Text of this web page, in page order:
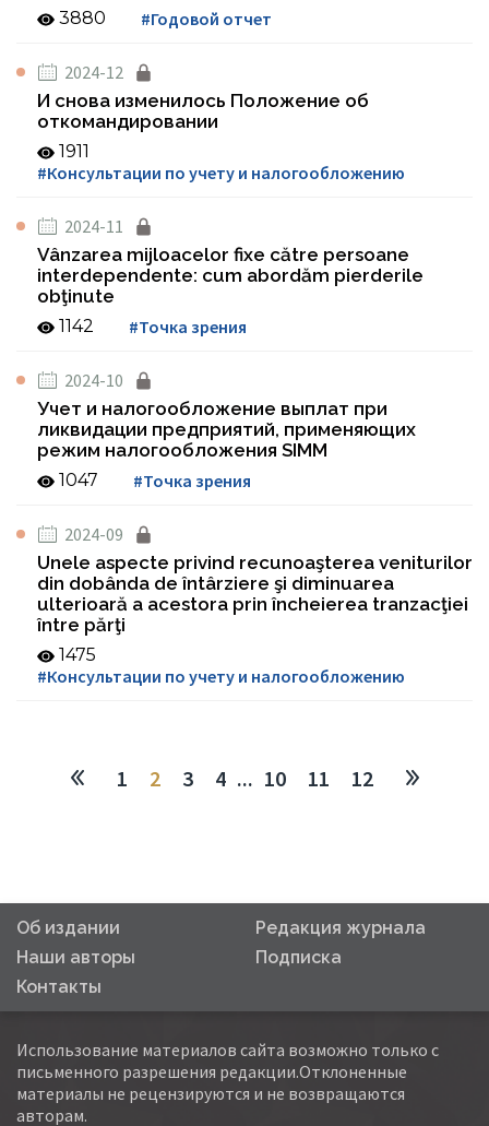
3880 #Годовой отчет
2024-12
И снова изменилось Положение об
откомандировании
1911
#Консультации по учету и налогообложению
2024-11
Vânzarea mijloacelor fixe către persoane
interdependente: cum abordăm pierderile
obţinute
1142 #Точка зрения
2024-10
Учет и налогообложение выплат при
ликвидации предприятий, применяющих
режим налогообложения SIMM
1047 #Точка зрения
2024-09
Unele aspecte privind recunoaşterea veniturilor
din dobânda de întârziere şi diminuarea
ulterioară a acestora prin încheierea tranzacţiei
între părţi
1475
#Консультации по учету и налогообложению
1 2 3 4 ... 10 11 12
Об издании
Редакция журнала
Наши авторы
Подписка
Контакты
Использование материалов сайта возможно только с
письменного разрешения редакции.Отклоненные
материалы не рецензируются и не возвращаются
авторам.